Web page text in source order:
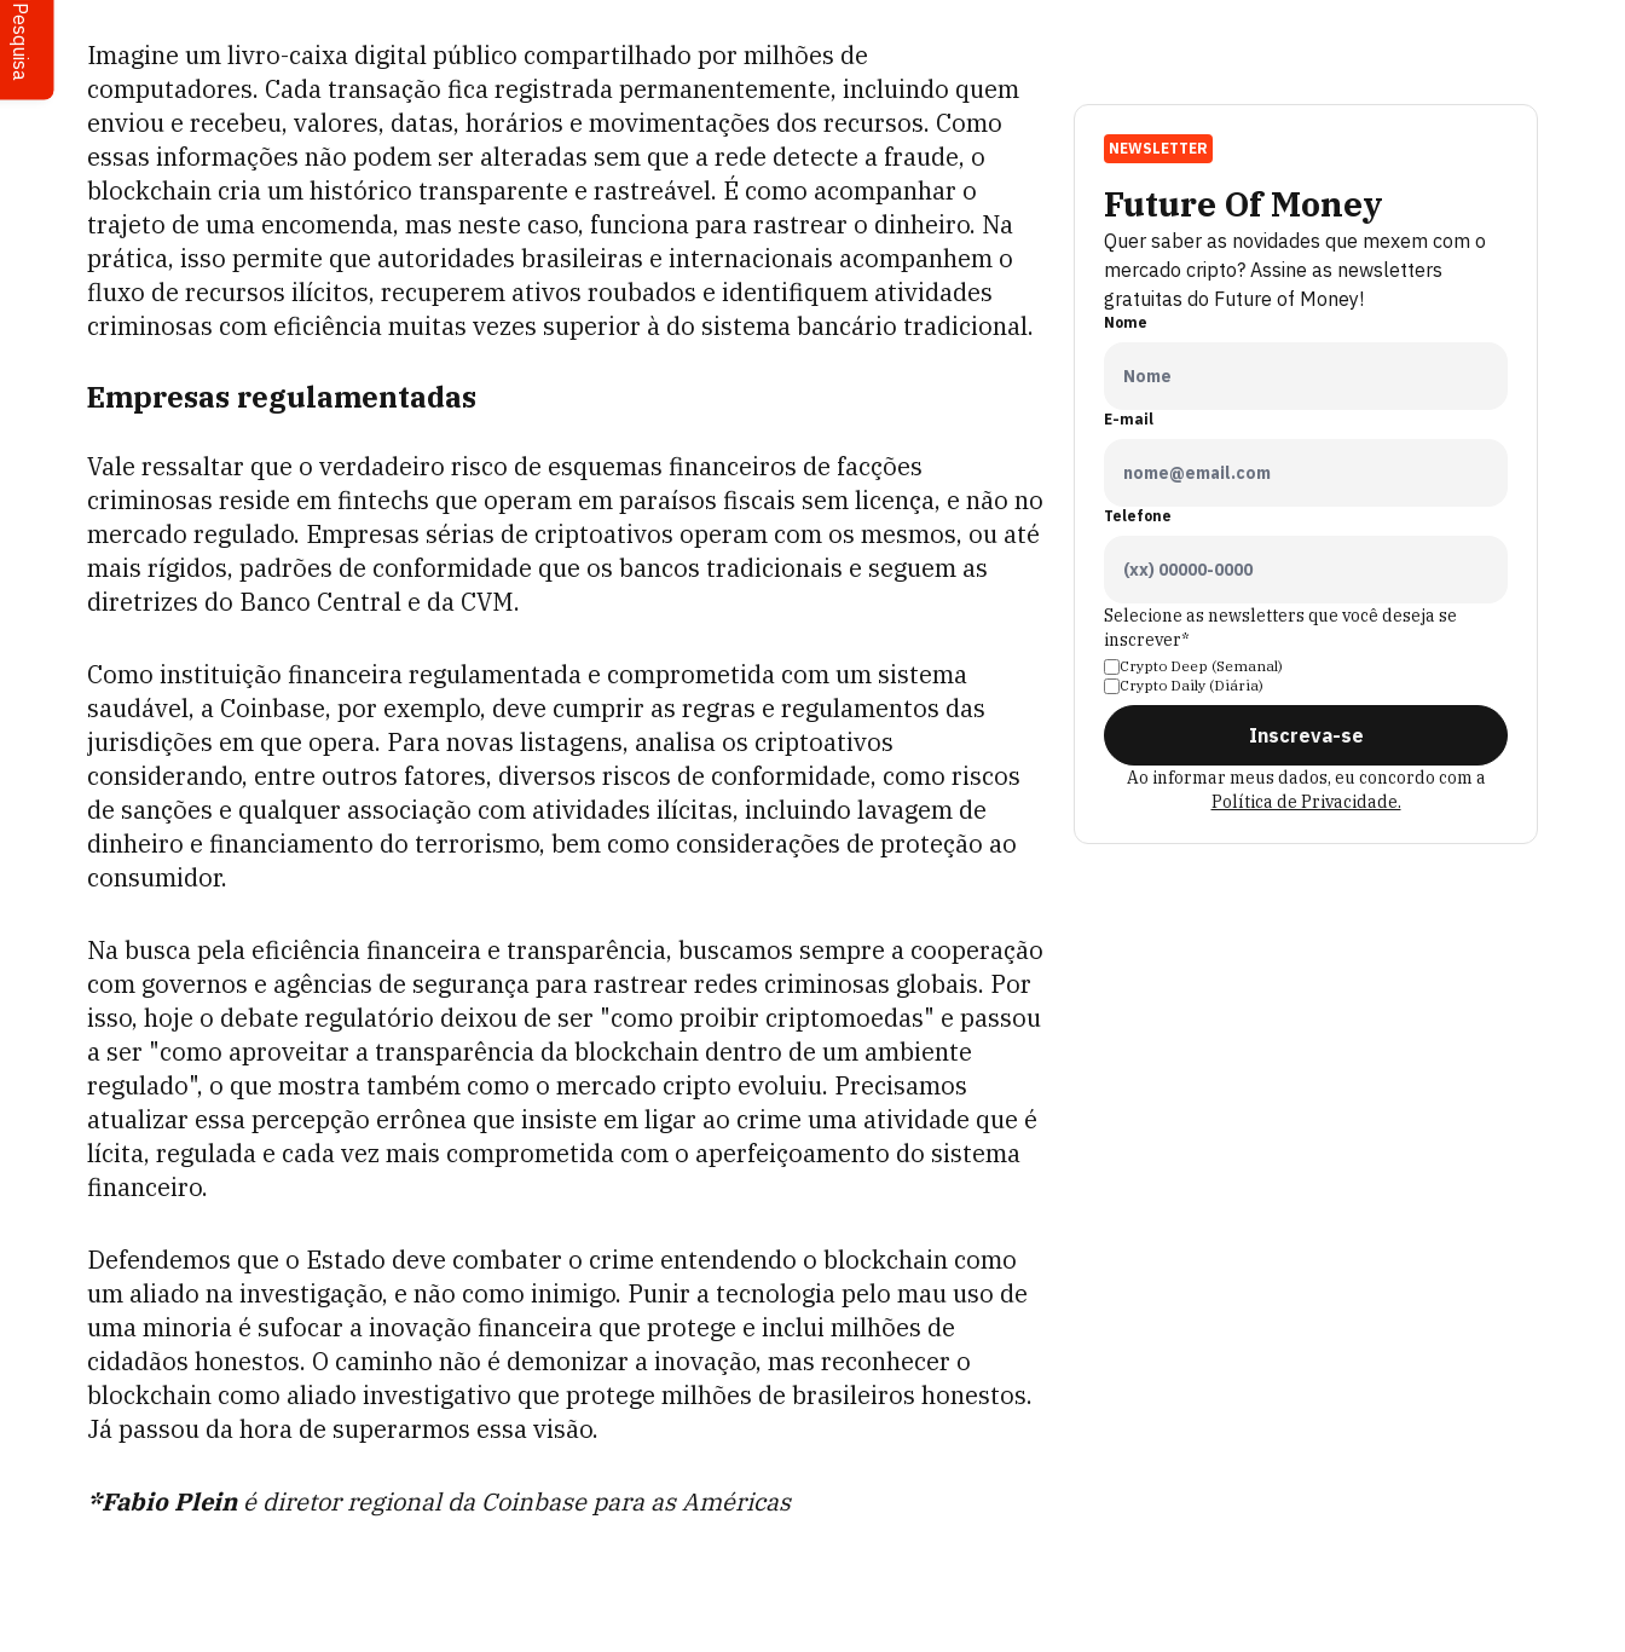
Pesquisa
Imagine um livro-caixa digital público compartilhado por milhões de
computadores. Cada transação fica registrada permanentemente, incluindo quem
enviou e recebeu, valores, datas, horários e movimentações dos recursos. Como
essas informações não podem ser alteradas sem que a rede detecte a fraude, o
blockchain cria um histórico transparente e rastreável. É como acompanhar o
trajeto de uma encomenda, mas neste caso, funciona para rastrear o dinheiro. Na
prática, isso permite que autoridades brasileiras e internacionais acompanhem o
fluxo de recursos ilícitos, recuperem ativos roubados e identifiquem atividades
criminosas com eficiência muitas vezes superior à do sistema bancário tradicional.
Empresas regulamentadas
Vale ressaltar que o verdadeiro risco de esquemas financeiros de facções
criminosas reside em fintechs que operam em paraísos fiscais sem licença, e não no
mercado regulado. Empresas sérias de criptoativos operam com os mesmos, ou até
mais rígidos, padrões de conformidade que os bancos tradicionais e seguem as
diretrizes do Banco Central e da CVM.
Como instituição financeira regulamentada e comprometida com um sistema
saudável, a Coinbase, por exemplo, deve cumprir as regras e regulamentos das
jurisdições em que opera. Para novas listagens, analisa os criptoativos
considerando, entre outros fatores, diversos riscos de conformidade, como riscos
de sanções e qualquer associação com atividades ilícitas, incluindo lavagem de
dinheiro e financiamento do terrorismo, bem como considerações de proteção ao
consumidor.
Na busca pela eficiência financeira e transparência, buscamos sempre a cooperação
com governos e agências de segurança para rastrear redes criminosas globais. Por
isso, hoje o debate regulatório deixou de ser "como proibir criptomoedas" e passou
a ser "como aproveitar a transparência da blockchain dentro de um ambiente
regulado", o que mostra também como o mercado cripto evoluiu. Precisamos
atualizar essa percepção errônea que insiste em ligar ao crime uma atividade que é
lícita, regulada e cada vez mais comprometida com o aperfeiçoamento do sistema
financeiro.
Defendemos que o Estado deve combater o crime entendendo o blockchain como
um aliado na investigação, e não como inimigo. Punir a tecnologia pelo mau uso de
uma minoria é sufocar a inovação financeira que protege e inclui milhões de
cidadãos honestos. O caminho não é demonizar a inovação, mas reconhecer o
blockchain como aliado investigativo que protege milhões de brasileiros honestos.
Já passou da hora de superarmos essa visão.
*Fabio Pleiné diretor regional da Coinbase para as Américas
NEWSLETTER
Future Of Money
Quer saber as novidades que mexem com o
mercado cripto? Assine as newsletters
gratuitas do Future of Money!
Nome
E-mail
Telefone
Selecione as newsletters que você deseja se
inscrever*
Crypto Deep (Semanal)
Crypto Daily (Diária)
Inscreva-se
Ao informar meus dados, eu concordo com a
Política de Privacidade.